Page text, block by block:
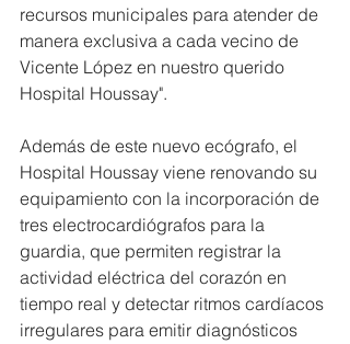
recursos municipales para atender de
manera exclusiva a cada vecino de
Vicente López en nuestro querido
Hospital Houssay".
Además de este nuevo ecógrafo, el
Hospital Houssay viene renovando su
equipamiento con la incorporación de
tres electrocardiógrafos para la
guardia, que permiten registrar la
actividad eléctrica del corazón en
tiempo real y detectar ritmos cardíacos
irregulares para emitir diagnósticos